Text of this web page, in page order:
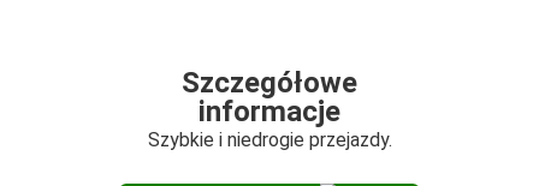
Szczegółowe
informacje
Szybkie i niedrogie przejazdy.